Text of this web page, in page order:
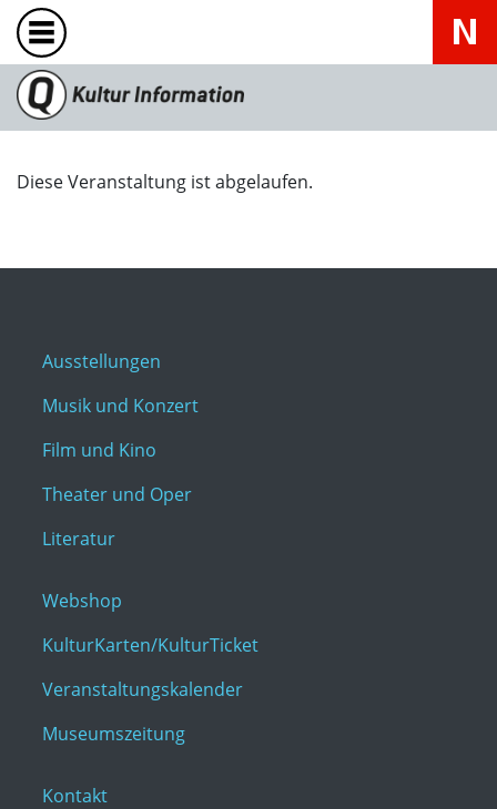
Diese Veranstaltung ist abgelaufen.
Ausstellungen
Musik und Konzert
Film und Kino
Theater und Oper
Literatur
Webshop
KulturKarten/KulturTicket
Veranstaltungskalender
Museumszeitung
Kontakt